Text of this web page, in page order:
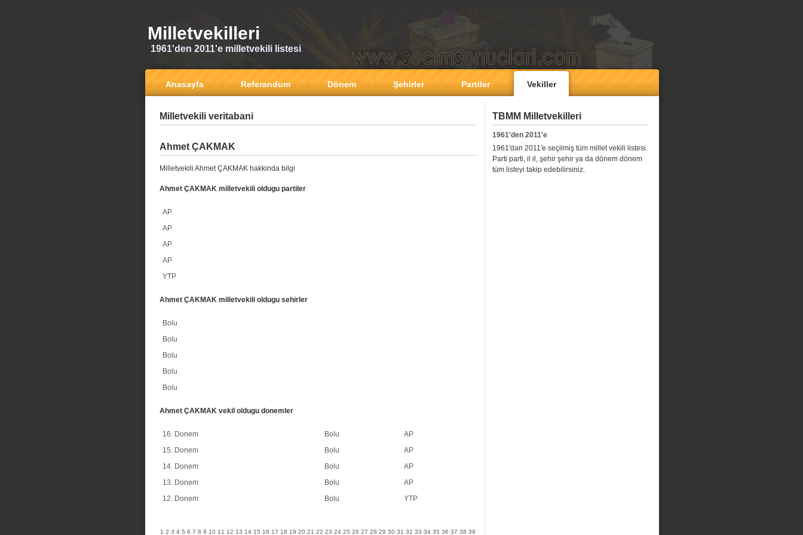
Milletvekilleri
1961'den 2011'e milletvekili listesi
Anasayfa Referandum Dönem Şehirler Partiler Vekiller
Milletvekili veritabani
Ahmet ÇAKMAK
Milletvekili Ahmet ÇAKMAK hakkinda bilgi
Ahmet ÇAKMAK milletvekili oldugu partiler
AP
AP
AP
AP
YTP
Ahmet ÇAKMAK milletvekili oldugu sehirler
Bolu
Bolu
Bolu
Bolu
Bolu
Ahmet ÇAKMAK vekil oldugu donemler
16. Donem Bolu
AP
15. Donem
Bolu
AP
14. Donem
Bolu
AP
13. Donem
Bolu
AP
12. Donem
Bolu YTP
1 2 3 4 5 6 7 8 9 10 11 12 13 14 15 16 17 18 19 20 21 22 23 24 25 26 27 28 29 30 31 32 33 34 35 36 37 38 39
TBMM Milletvekilleri
1961'den 2011'e
1961'dan 2011'e seçilmiş tüm millet vekili listesi.
Parti parti, il il, şehir şehir ya da dönem dönem
tüm listeyi takip edebilirsiniz.